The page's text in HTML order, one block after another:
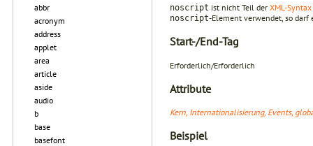
abbr
acronym
address
applet
area
article
aside
audio
b
base
basefont
noscript ist nicht Teil der XML-Syntax
noscript-Element verwendet, so darf
Start-/End-Tag
Erforderlich/Erforderlich
Attribute
Kern, Internationalisierung, Events,
Beispiel